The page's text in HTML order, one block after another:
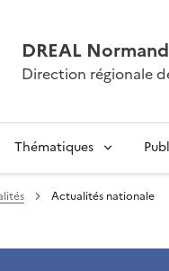
DREAL
Direction régionale
Thématiques
Actualités nationale